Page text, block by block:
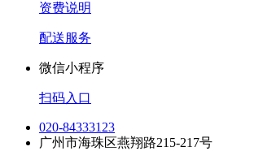
资费说明
配送服务
微信小程序
扫码入口
020-84333123
广州市海珠区燕翔路215-217号